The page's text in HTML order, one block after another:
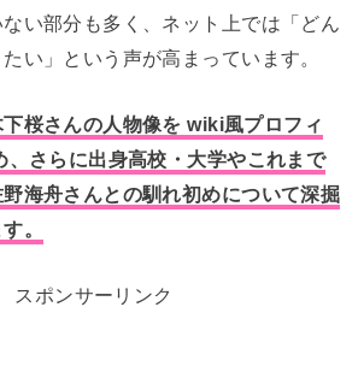
い部分も多く、ネット上では「どん
い」という声が高まっています。
桜さんの人物像を wiki風プロフィ
、さらに出身高校・大学やこれまで
海舟さんとの馴れ初めについて深掘
。
スポンサーリンク